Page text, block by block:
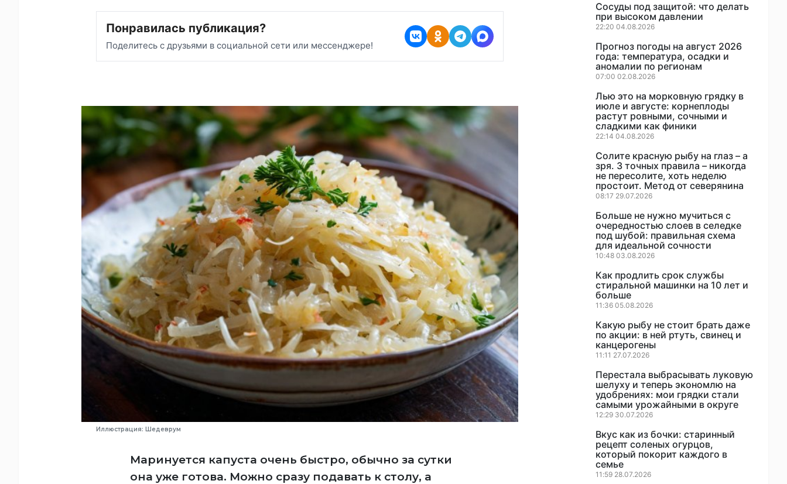
Понравилась публикация?
Поделитесь с друзьями в социальной сети или мессенджере!
Иллюстрация: Шедеврум
Маринуется капуста очень быстро, обычно за сутки
она уже готова. Можно сразу подавать к столу, а
Сосуды под защитой: что делать
при высоком давлении
22:20 04.08.2026
Прогноз погоды на август 2026
года: температура, осадки и
аномалии по регионам
07:00 02.08.2026
Лью это на морковную грядку в
июле и августе: корнеплоды
растут ровными, сочными и
сладкими как финики
22:14 04.08.2026
Солите красную рыбу на глаз – а
зря. 3 точных правила – никогда
не пересолите, хоть неделю
простоит. Метод от северянина
08:17 29.07.2026
Больше не нужно мучиться с
очередностью слоев в селедке
под шубой: правильная схема
для идеальной сочности
10:48 03.08.2026
Как продлить срок службы
стиральной машинки на 10 лет и
больше
11:36 05.08.2026
Какую рыбу не стоит брать даже
по акции: в ней ртуть, свинец и
канцерогены
11:11 27.07.2026
Перестала выбрасывать луковую
шелуху и теперь экономлю на
удобрениях: мои грядки стали
самыми урожайными в округе
12:29 30.07.2026
Вкус как из бочки: старинный
рецепт соленых огурцов,
который покорит каждого в
семье
11:59 28.07.2026